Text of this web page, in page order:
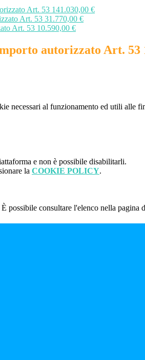
Art. 53 141.030,00 €
Art. 53 31.770,00 €
Art. 53 10.590,00 €
autorizzato Art. 53
necessari al funzionamento ed utili alle
e non è possibile disabilitarli.
la COOKIE POLICY.
possibile consultare l'elenco nella pagina